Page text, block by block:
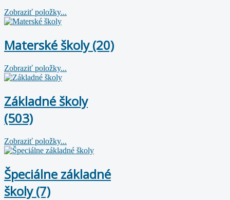
Zobraziť položky...
Materské školy (20)
Zobraziť položky...
Základné školy
(503)
Zobraziť položky...
Špeciálne základné
školy (7)